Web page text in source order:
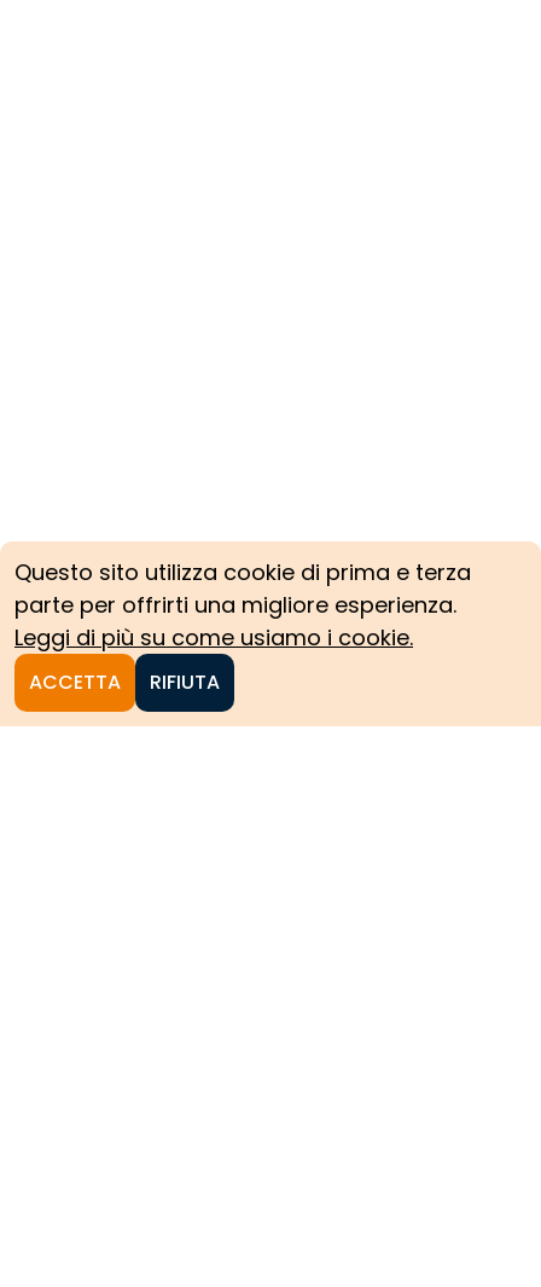
Questo sito utilizza cookie di prima e terza
parte per offrirti una migliore esperienza.
Leggi di più su come usiamo i cookie.
ACCETTA RIFIUTA